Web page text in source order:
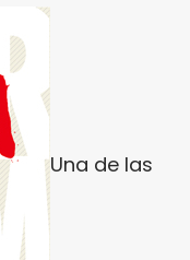
Una de las